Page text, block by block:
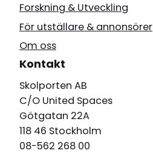
Forskning & Utveckling
För utställare & annonsörer
Om oss
Kontakt
Skolporten AB
C/O United Spaces
Götgatan 22A
118 46 Stockholm
08-562 268 00